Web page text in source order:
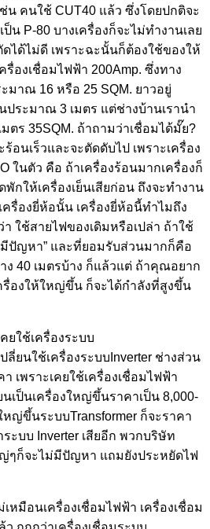
น คนใช้ CUT40 แล้ว ซึ่งโดยปกติจะ
น P-80 บางเครื่องก็จะไม่ทำงานเลย
ได้ไม่ดี เพราะฉะนั้นก็ต้องใช้ของให้
องเชื่อมไฟฟ้า 200Amp. ซึ่งทาง
มาณ 16 หรือ 25 SQM. ยาวอยู่
ประมาณ 3 เมตร แต่ช่างบ้านเรานำ
มตร 35SQM. ถ้าถามว่าเชื่อมได้มั๊ย?
อนเร็วและจะตัดดับไป เพราะเครื่อง
ในตัว คือ ถ้าเครื่องร้อนมากเครื่องก็
กให้เครื่องเย็นเสียก่อน ถึงจะทำงาน
รื่องยี่ห้อนั้น เครื่องยี่ห้อนี้ทำไมถึง
ใช้สายไฟของเดิมหรือเปล่า ถ้าใช้
มีปัญหา” และที่ยอมรับส่วนมากก็คือ
ง 40 เมตรบ้าง ก็แล้วแต่ ถ้าคุณอยาก
รื่องให้ใหญ่ขึ้น ก็จะได้กำลังที่สูงขึ้น
ยใช้เครื่องระบบ
ปลี่ยนใช้เครื่องระบบInverter ช่างส่วน
เพราะเคยใช้เครื่องเชื่อมไฟฟ้า
นเป็นเครื่องใหญ่ขึ้นราคาเป็น 8,000-
หญ่ขึ้นระบบTransformer ก็จะราคา
ะบบ Inverter เสียอีก พวกบริษัท
ๆก็จะไม่มีปัญหา แถมยังประหยัดไฟ
หมือนเครื่องเชื่อมไฟฟ้า เครื่องเชื่อม